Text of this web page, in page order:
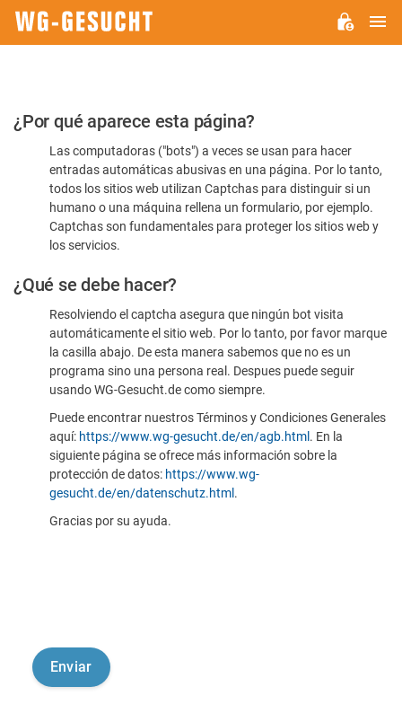
Por
favor,
confirme
humano
¿Por qué aparece esta página?
Las computadoras ("bots") a veces se usan para hacer
entradas automáticas abusivas en una página. Por lo tanto,
todos los sitios web utilizan Captchas para distinguir si un
humano o una máquina rellena un formulario, por ejemplo.
Captchas son fundamentales para proteger los sitios web y
los servicios.
¿Qué se debe hacer?
Resolviendo el captcha asegura que ningún bot visita
automáticamente el sitio web. Por lo tanto, por favor marque
la casilla abajo. De esta manera sabemos que no es un
programa sino una persona real. Despues puede seguir
usando WG-Gesucht.de como siempre.
Puede encontrar nuestros Términos y Condiciones Generales
aquí: https://www.wg-gesucht.de/en/agb.html . En la
siguiente página se ofrece más información sobre la
protección de datos: https://www.wg-
gesucht.de/en/datenschutz.html .
Gracias por su ayuda.